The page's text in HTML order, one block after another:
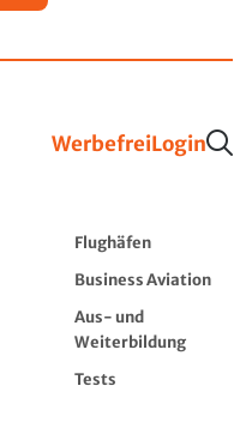
WerbefreiLogin
Flughäfen
Business Aviation
Aus- und
Weiterbildung
Tests